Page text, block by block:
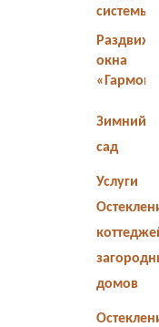
системы
окна
Зимний
сад
Услуги
домов